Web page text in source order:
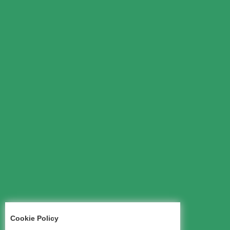
Cookie Policy